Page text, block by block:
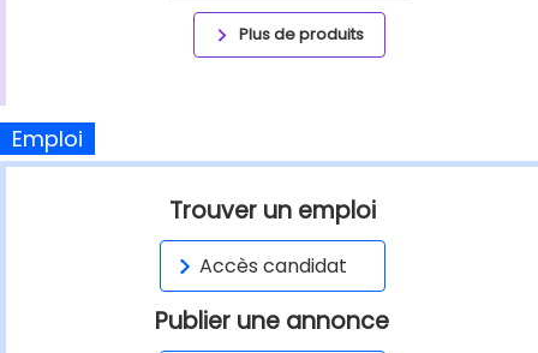
Plus de produits
Emploi
Trouver un emploi
Accès candidat
Publier une annonce